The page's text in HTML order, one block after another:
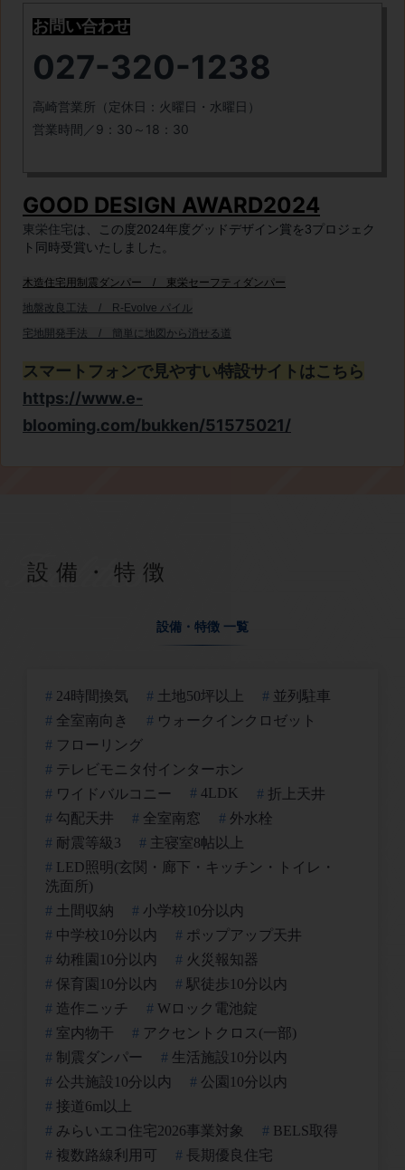
設備・特徴
設備・特徴 一覧
24時間換気 土地50坪以上
並列駐車
全室南向き
ウォークインクロゼット
フローリング
テレビモニタ付インターホン
ワイドバルコニー
4LDK
折上天井
勾配天井
全室南窓
外水栓
耐震等級3
主寝室8帖以上
LED照明(玄関・廊下・キッチン・トイレ・
洗面所)
土間収納
小学校10分以内
中学校10分以内
ポップアップ天井
幼稚園10分以内
火災報知器
保育園10分以内
駅徒歩10分以内
造作ニッチ
Wロック電池錠
室内物干
アクセントクロス(一部)
制震ダンパー
生活施設10分以内
公共施設10分以内
公園10分以内
接道6m以上
みらいエコ住宅2026事業対象
BELS取得
複数路線利用可
長期優良住宅